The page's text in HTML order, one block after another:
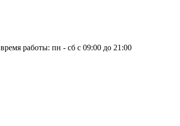
время работы: пн - сб с 09:00 до 21:00